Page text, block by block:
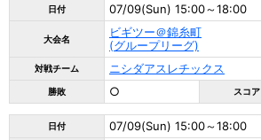
日付 07/09(Sun) 15:00～18:00
大会名
ビギツー＠錦糸町
(グループリーグ)
対戦チーム ニシダアスレチックス
勝敗 ○ スコア
日付 07/09(Sun) 15:00～18:00